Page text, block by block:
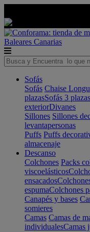
Baleares Canarias
Sofás
Sofás Chaise
plazasSofás 3 plazas
exteriorDivanes
Sillones Sillones
levantapersonas
Puffs Puffs
almacenaje
Descanso
Colchones Packs
viscoelásticos
ensacados
espumaColchones
Canapés y bases
somieres
Camas Camas de
individualesCamas